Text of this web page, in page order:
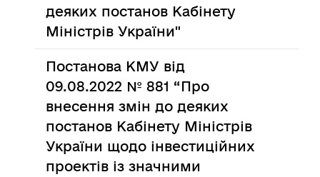
деяких постанов Кабінету
Міністрів України"
Постанова КМУ від
09.08.2022 № 881 “Про
внесення змін до деяких
постанов Кабінету Міністрів
України щодо інвестиційних
проектів із значними